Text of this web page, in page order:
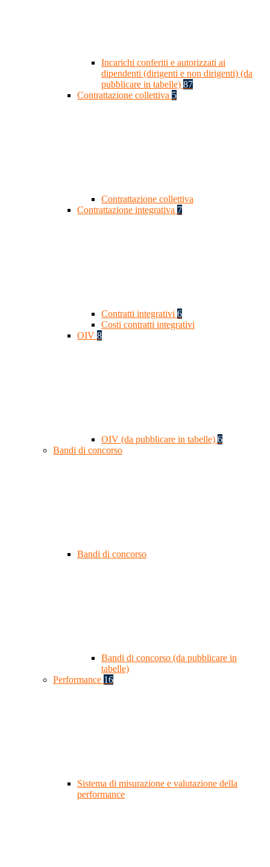
Incarichi conferiti e autorizzati ai
dipendenti (dirigenti e non dirigenti) (da
pubblicare in tabelle) 87
Contrattazione collettiva 5
Contrattazione collettiva
Contrattazione integrativa 7
Contratti integrativi 6
Costi contratti integrativi
OIV 8
OIV (da pubblicare in tabelle) 6
Bandi di concorso
Bandi di concorso
Bandi di concorso (da pubblicare in
tabelle)
Performance 16
Sistema di misurazione e valutazione della
performance